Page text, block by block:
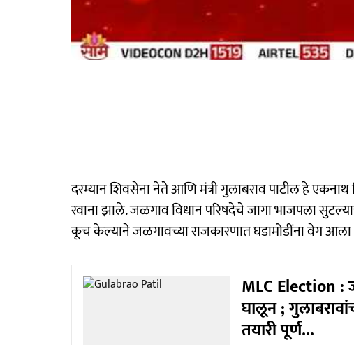
दरम्यान शिवसेना नेते आणि मंत्री गुलाबराव पाटील हे
रवाना झाले. जळगाव विधान परिषदेचे जागा भाजपला
कूच केल्याने जळगावच्या राजकारणात घडामोडींना वेग
MLC Election :
घालून ;
तयारी पूर्ण...